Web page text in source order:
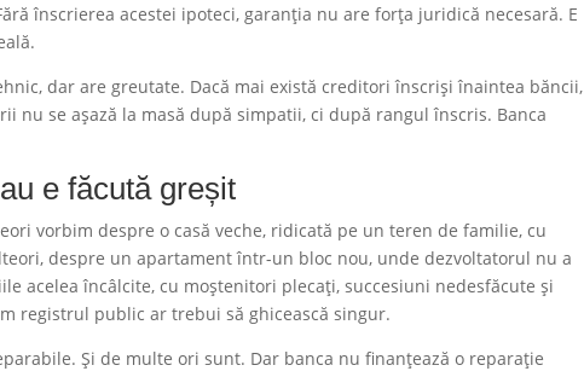
înscrierea acestei ipoteci, garanția nu are forța juridică necesară. E
dar are greutate. Dacă mai există creditori înscriși înaintea băncii,
nu se așază la masă după simpatii, ci după rangul înscris. Banca
e făcută greșit
vorbim despre o casă veche, ridicată pe un teren de familie, cu
despre un apartament într-un bloc nou, unde dezvoltatorul nu a
acelea încâlcite, cu moștenitori plecați, succesiuni nedesfăcute și
registrul public ar trebui să ghicească singur.
Și de multe ori sunt. Dar banca nu finanțează o reparație